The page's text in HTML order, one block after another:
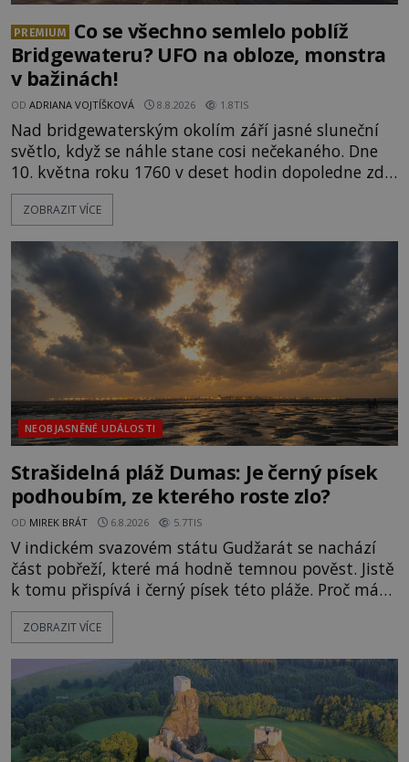
PREMIUM
Co se všechno semlelo poblíž
Bridgewateru? UFO na obloze, monstra
v bažinách!
OD ADRIANA VOJTÍŠKOVÁ 8.8.2026 1.8TIS
Nad bridgewaterským okolím září jasné sluneční
světlo, když se náhle stane cosi nečekaného. Dne
10. května roku 1760 v deset hodin dopoledne zde
dojde k vůbec prvnímu historicky doloženému
přeletu UFO. Podle záznamů vyzařuje takové
jen o nějaký optický klam, nebo se zde skutečně
právě vznáší mimozemská loď
ZOBRAZIT VÍCE
NEOBJASNĚNÉ UDÁLOSTI
Strašidelná pláž Dumas: Je černý písek
podhoubím, ze kterého roste zlo?
OD MIREK BRÁT 6.8.2026 5.7TIS
V indickém svazovém státu Gudžarát se nachází
část pobřeží, které má hodně temnou pověst. Jistě
k tomu přispívá i černý písek této pláže. Proč má
pláž takové netypické zbarvení? Nakolik jsou
pravdivé historky, že zde došlo k nevysvětlitelným
následovat. Vstupujeme na pláž Dumas ve městě
Surat. Gu
ZOBRAZIT VÍCE